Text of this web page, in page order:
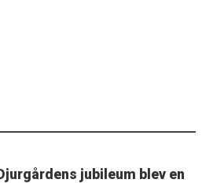
jubileum blev en